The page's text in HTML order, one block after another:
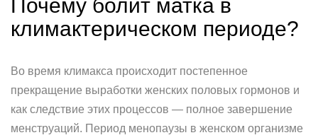
Почему болит матка в
климактерическом периоде?
Во время климакса происходит постепенное
прекращение выработки женских половых гормонов и
как следствие этих процессов — полное завершение
менструаций. Период менопаузы в женском организме